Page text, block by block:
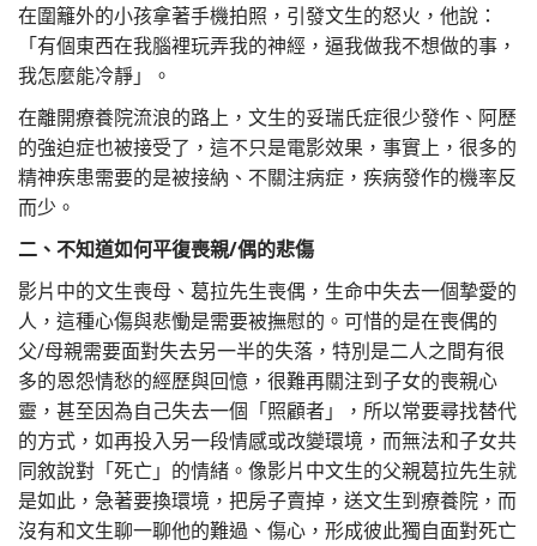
在圍籬外的小孩拿著手機拍照，引發文生的怒火，他說：
「有個東西在我腦裡玩弄我的神經，逼我做我不想做的事，
我怎麼能冷靜」。
在離開療養院流浪的路上，文生的妥瑞氏症很少發作、阿歷
的強迫症也被接受了，這不只是電影效果，事實上，很多的
精神疾患需要的是被接納、不關注病症，疾病發作的機率反
而少。
二、不知道如何平復喪親/偶的悲傷
影片中的文生喪母、葛拉先生喪偶，生命中失去一個摯愛的
人，這種心傷與悲慟是需要被撫慰的。可惜的是在喪偶的
父/母親需要面對失去另一半的失落，特別是二人之間有很
多的恩怨情愁的經歷與回憶，很難再關注到子女的喪親心
靈，甚至因為自己失去一個「照顧者」，所以常要尋找替代
的方式，如再投入另一段情感或改變環境，而無法和子女共
同敘說對「死亡」的情緒。像影片中文生的父親葛拉先生就
是如此，急著要換環境，把房子賣掉，送文生到療養院，而
沒有和文生聊一聊他的難過、傷心，形成彼此獨自面對死亡